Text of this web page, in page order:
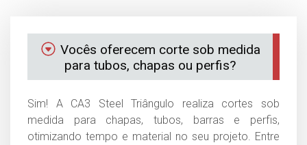
Vocês oferecem corte sob medida
para tubos, chapas ou perfis?
Sim! A CA3 Steel Triângulo realiza cortes sob
medida para chapas, tubos, barras e perfis,
otimizando tempo e material no seu projeto. Entre